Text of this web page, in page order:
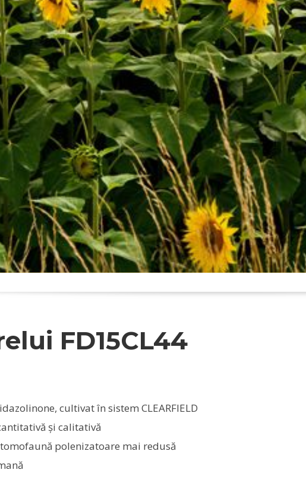
FD15CL44
cultivat în sistem CLEARFIELD
și calitativă
polenizatoare mai redusă